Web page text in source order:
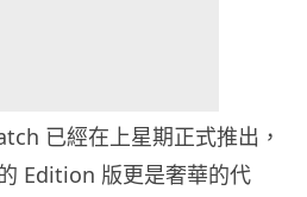
已經在上星期正式推出，
Edition 版更是奢華的代